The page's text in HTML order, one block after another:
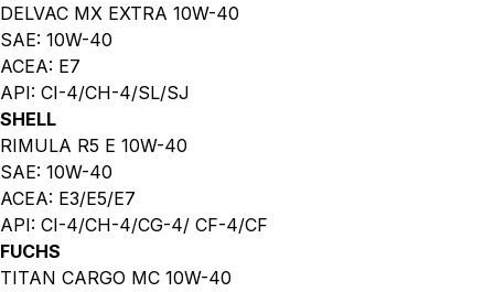
DELVAC MX EXTRA 10W-40
SAE: 10W-40
ACEA: E7
API: CI-4/CH-4/SL/SJ
SHELL
RIMULA R5 E 10W-40
SAE: 10W-40
ACEA: E3/E5/E7
API: CI-4/CH-4/CG-4/ CF-4/CF
FUCHS
TITAN CARGO MC 10W-40